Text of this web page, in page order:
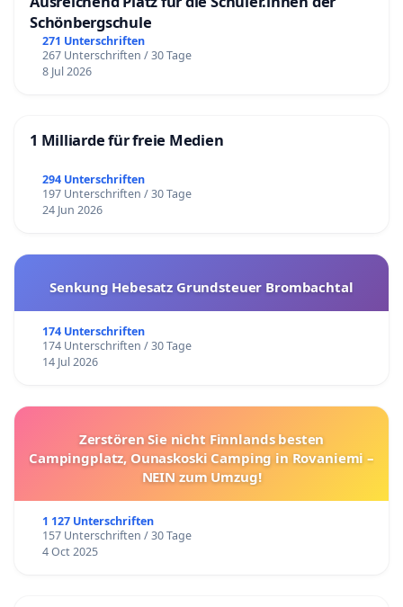
Schönbergschule
271 Unterschriften
267 Unterschriften / 30 Tage
8 Jul 2026
1 Milliarde für freie Medien
294 Unterschriften
197 Unterschriften / 30 Tage
24 Jun 2026
Senkung Hebesatz Grundsteuer Brombachtal
174 Unterschriften
174 Unterschriften / 30 Tage
14 Jul 2026
Zerstören Sie nicht Finnlands besten
Campingplatz, Ounaskoski Camping in Rovaniemi –
NEIN zum Umzug!
1 127 Unterschriften
157 Unterschriften / 30 Tage
4 Oct 2025